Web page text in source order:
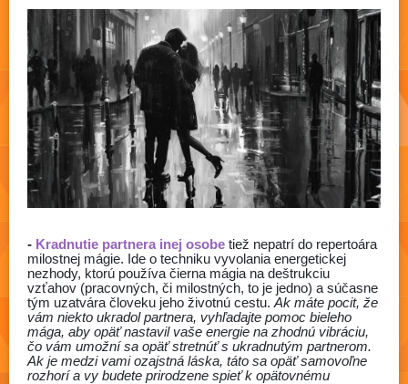
- Kradnutie partnera inej osobe tiež nepatrí do repertoára
milostnej mágie. Ide o techniku vyvolania energetickej
nezhody, ktorú používa čierna mágia na deštrukciu
vzťahov (pracovných, či milostných, to je jedno) a súčasne
tým uzatvára človeku jeho životnú cestu. Ak máte pocit, že
vám niekto ukradol partnera, vyhľadajte pomoc bieleho
mága, aby opäť nastavil vaše energie na zhodnú vibráciu,
čo vám umožní sa opäť stretnúť s ukradnutým partnerom.
Ak je medzi vami ozajstná láska, táto sa opäť samovoľne
rozhorí a vy budete prirodzene spieť k opätovnému